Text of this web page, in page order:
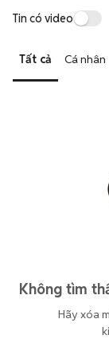
Tin có video
Tất cả Cá nhân
Không tìm
Hãy xóa